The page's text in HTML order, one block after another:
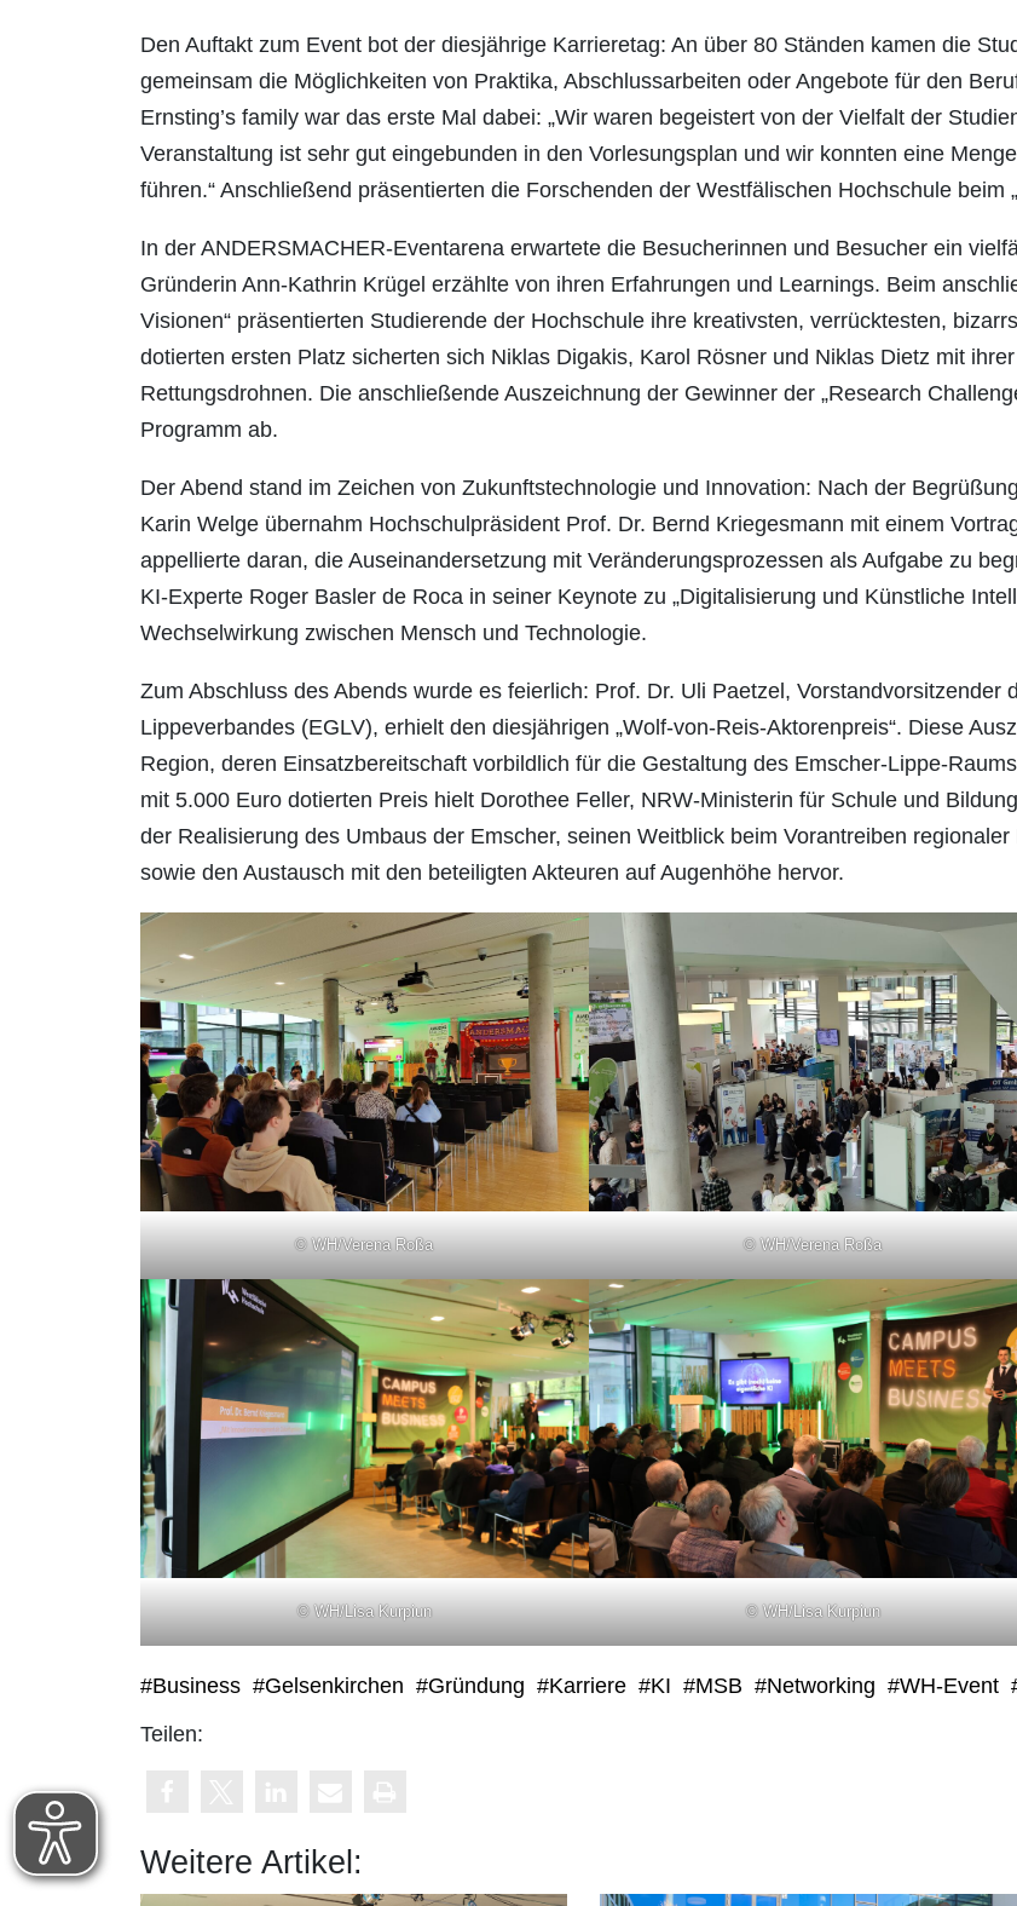
Den Auftakt zum Event bot der diesjährige Karrieretag: An über 80 Ständen kamen die
gemeinsam die Möglichkeiten von Praktika, Abschlussarbeiten oder Angebote für den
Ernsting’s family war das erste Mal dabei: „Wir waren begeistert von der Vielfalt der
Veranstaltung ist sehr gut eingebunden in den Vorlesungsplan und wir konnten eine
führen.“ Anschließend präsentierten die Forschenden der Westfälischen Hochschule beim
In der ANDERSMACHER-Eventarena erwartete die Besucherinnen und Besucher ein
Gründerin Ann-Kathrin Krügel erzählte von ihren Erfahrungen und Learnings. Beim
Visionen“ präsentierten Studierende der Hochschule ihre kreativsten, verrücktesten,
dotierten ersten Platz sicherten sich Niklas Digakis, Karol Rösner und Niklas Dietz mit
Rettungsdrohnen. Die anschließende Auszeichnung der Gewinner der „Research
Programm ab.
Der Abend stand im Zeichen von Zukunftstechnologie und Innovation: Nach der
Karin Welge übernahm Hochschulpräsident Prof. Dr. Bernd Kriegesmann mit einem
appellierte daran, die Auseinandersetzung mit Veränderungsprozessen als Aufgabe zu
KI-Experte Roger Basler de Roca in seiner Keynote zu „Digitalisierung und Künstliche
Wechselwirkung zwischen Mensch und Technologie.
Zum Abschluss des Abends wurde es feierlich: Prof. Dr. Uli Paetzel, Vorstandvorsitzender
Lippeverbandes (EGLV), erhielt den diesjährigen „Wolf-von-Reis-Aktorenpreis“. Diese
Region, deren Einsatzbereitschaft vorbildlich für die Gestaltung des Emscher-Lippe-
mit 5.000 Euro dotierten Preis hielt Dorothee Feller, NRW-Ministerin für Schule und
der Realisierung des Umbaus der Emscher, seinen Weitblick beim Vorantreiben
sowie den Austausch mit den beteiligten Akteuren auf Augenhöhe hervor.
© WH/Verena Roßa © WH/Verena Roßa
© WH/Lisa Kurpiun © WH/Lisa Kurpiun
#Business #Gelsenkirchen #Gründung #Karriere #KI #MSB #Networking #WH-Event
Teilen:
Weitere Artikel: